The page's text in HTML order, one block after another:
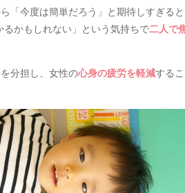
「今度は簡単だろう」と期待しすぎる
かもしれない」という気持ちで二人で
分担し、女性の心身の疲労を軽減する